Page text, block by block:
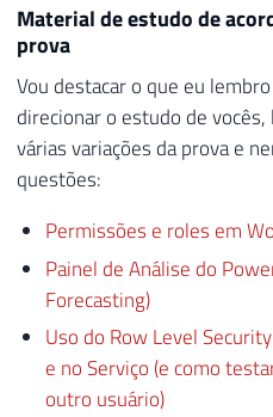
Material de estudo de
prova
Vou destacar o que eu
direcionar o estudo de
várias variações da prova e
questões:
Permissões e roles em
Painel de Análise do
Forecasting)
Uso do Row Level
e no Serviço (e como
outro usuário)